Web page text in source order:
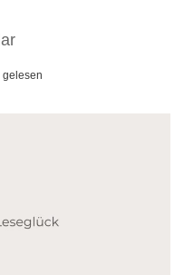
gelesen